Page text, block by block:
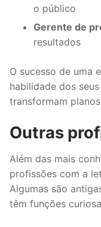
o público
Gerente de
resultados
O sucesso de uma
habilidade dos
transformam
Outras
Além das mais
profissões com a
Algumas são
têm funções